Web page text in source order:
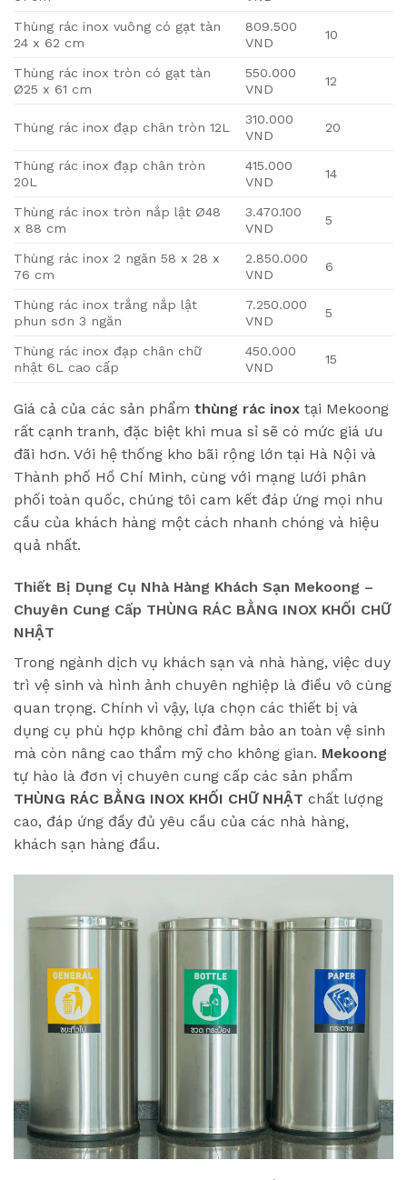
Thùng rác inox vuông có gạt tàn
24 x 62 cm
809.500
VND
10
Thùng rác inox tròn có gạt tàn
Ø25 x 61 cm
550.000
VND
12
Thùng rác inox đạp chân tròn 12L
310.000
VND
20
Thùng rác inox đạp chân tròn
20L
415.000
VND
14
Thùng rác inox tròn nắp lật Ø48
x 88 cm
3.470.100
VND
5
Thùng rác inox 2 ngăn 58 x 28 x
76 cm
2.850.000
VND
6
Thùng rác inox trắng nắp lật
phun sơn 3 ngăn
7.250.000
VND
5
Thùng rác inox đạp chân chữ
nhật 6L cao cấp
450.000
VND
15
Giá cả của các sản phẩm thùng rác inox tại Mekoong
rất cạnh tranh, đặc biệt khi mua sỉ sẽ có mức giá ưu
đãi hơn. Với hệ thống kho bãi rộng lớn tại Hà Nội và
Thành phố Hồ Chí Minh, cùng với mạng lưới phân
phối toàn quốc, chúng tôi cam kết đáp ứng mọi nhu
cầu của khách hàng một cách nhanh chóng và hiệu
quả nhất.
Thiết Bị Dụng Cụ Nhà Hàng Khách Sạn Mekoong –
Chuyên Cung Cấp THÙNG RÁC BẰNG INOX KHỐI CHỮ
NHẬT
Trong ngành dịch vụ khách sạn và nhà hàng, việc duy
trì vệ sinh và hình ảnh chuyên nghiệp là điều vô cùng
quan trọng. Chính vì vậy, lựa chọn các thiết bị và
dụng cụ phù hợp không chỉ đảm bảo an toàn vệ sinh
mà còn nâng cao thẩm mỹ cho không gian. Mekoong
tự hào là đơn vị chuyên cung cấp các sản phẩm
THÙNG RÁC BẰNG INOX KHỐI CHỮ NHẬT chất lượng
cao, đáp ứng đầy đủ yêu cầu của các nhà hàng,
khách sạn hàng đầu.